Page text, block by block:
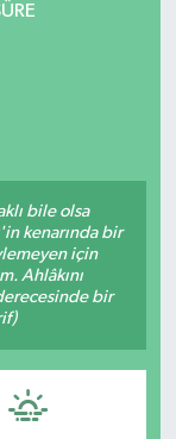
bile olsa
kenarında bir
için
Ahlâkını
bir